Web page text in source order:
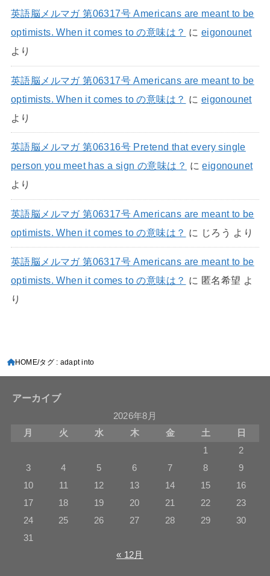
英語脳メルマガ 第06317号 Americans are meant to be
optimists. When it comes to の意味は？ に eigonounet
より
英語脳メルマガ 第06317号 Americans are meant to be
optimists. When it comes to の意味は？ に eigonounet
より
英語脳メルマガ 第06316号 Pretend that every single
person you meet has a sign の意味は？ にeigonounet
より
英語脳メルマガ 第06317号 Americans are meant to be
optimists. When it comes to の意味は？ に じろう より
英語脳メルマガ 第06317号 Americans are meant to be
optimists. When it comes to の意味は？ に 匿名希望 よ
り
HOME タグ : adapt into
アーカイブ
2026年8月
月
火 水 木 金 土
日
1
2
3
4 5 6 7 8
9
10
11 12 13 14 15
16
17
18 19 20 21 22
23
24
25 26 27 28 29
30
31
« 12月